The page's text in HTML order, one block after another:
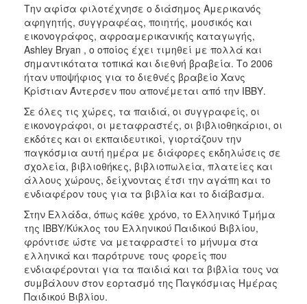
Την αφίσα φιλοτέχνησε ο διάσημος Αμερικανός
αφηγητής, συγγραφέας, ποιητής, μουσικός και
εικονογράφος, αφροαμερικανικής καταγωγής,
Ashley Bryan , ο οποίος έχει τιμηθεί με πολλά και
σημαντικότατα τοπικά και διεθνή βραβεία. Το 2006
ήταν υποψήφιος για το διεθνές βραβείο Χανς
Κρίστιαν Άντερσεν που απονέμεται από την ΙΒΒΥ.
Σε όλες τις χώρες, τα παιδιά, οι συγγραφείς, οι
εικονογράφοι, οι μεταφραστές, οι βιβλιοθηκάριοι, οι
εκδότες και οι εκπαιδευτικοί, γιορτάζουν την
παγκόσμια αυτή ημέρα με διάφορες εκδηλώσεις σε
σχολεία, βιβλιοθήκες, βιβλιοπωλεία, πλατείες και
άλλους χώρους, δείχνοντας έτσι την αγάπη και το
ενδιαφέρον τους για τα βιβλία και το διάβασμα.
Στην Ελλάδα, όπως κάθε χρόνο, το Ελληνικό Τμήμα
της ΙΒΒΥ/Κύκλος του Ελληνικού Παιδικού Βιβλίου,
φρόντισε ώστε να μεταφραστεί το μήνυμα στα
ελληνικά και παρότρυνε τους φορείς που
ενδιαφέρονται για τα παιδιά και τα βιβλία τους να
συμβάλουν στον εορτασμό της Παγκόσμιας Ημέρας
Παιδικού Βιβλίου.